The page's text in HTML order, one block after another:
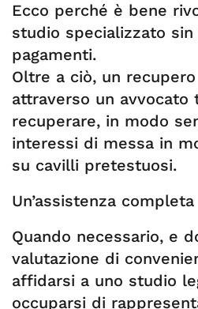
Ecco perché è bene
studio specializzato
pagamenti.
Oltre a ciò, un
attraverso un
recuperare, in modo
interessi di messa in
su cavilli pretestuosi.
Un’assistenza completa
Quando necessario, e
valutazione di
affidarsi a uno studio
occuparsi di